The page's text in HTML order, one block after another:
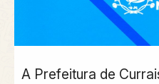
A Prefeitura de